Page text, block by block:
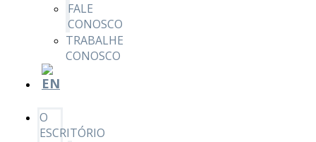
FALE
CONOSCO
TRABALHE
CONOSCO
O
ESCRITÓRIO